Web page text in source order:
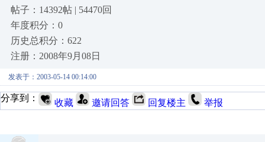
帖子：14392帖 | 54470回
年度积分：0
历史总积分：622
注册：2008年9月08日
发表于：2003-05-14 00:14:00
分享到： 收藏 邀请回答 回复楼主 举报